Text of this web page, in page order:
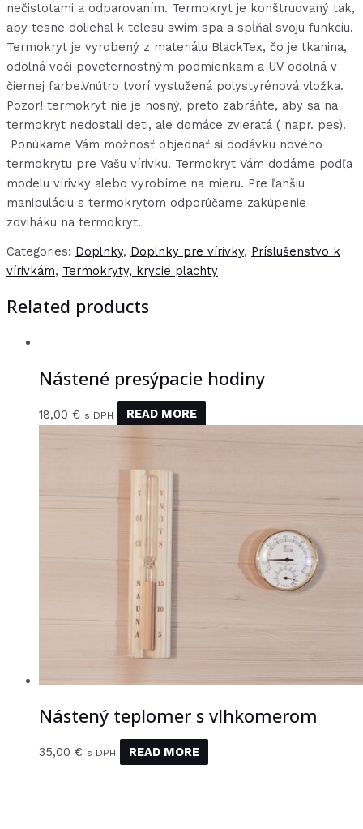
nečistotami a odparovaním. Termokryt je konštruovaný tak,
aby tesne doliehal k telesu swim spa a spĺňal svoju funkciu.
Termokryt je vyrobený z materiálu BlackTex, čo je tkanina,
odolná voči poveternostným podmienkam a UV odolná v
čiernej farbe.Vnútro tvorí vystužená polystyrénová vložka.
Pozor! termokryt nie je nosný, preto zabráňte, aby sa na
termokryt nedostali deti, ale domáce zvieratá ( napr. pes).
Ponúkame Vám možnosť objednať si dodávku nového
termokrytu pre Vašu vírivku. Termokryt Vám dodáme podľa
modelu vírivky alebo vyrobíme na mieru. Pre ľahšiu
manipuláciu s termokrytom odporúčame zakúpenie
zdviháku na termokryt.
Categories: Doplnky, Doplnky pre vírivky, Príslušenstvo k
vírivkám, Termokryty, krycie plachty
Related products
Nástené presýpacie hodiny
18,00 € s DPH READ MORE
Nástený teplomer s vlhkomerom
35,00 € s DPH READ MORE